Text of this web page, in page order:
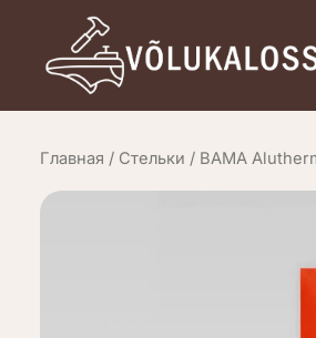
содержимому
Главная / Стельки / BAMA